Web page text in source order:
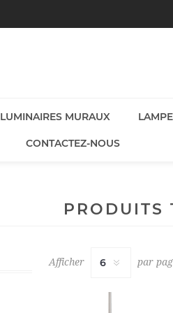
LUMINAIRES MURAUX
CONTACTEZ-NOUS
PRODUITS
Afficher par